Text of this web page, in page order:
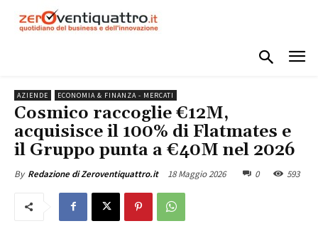
AZIENDE ECONOMIA & FINANZA - MERCATI
Cosmico raccoglie €12M,
acquisisce il 100% di Flatmates e
il Gruppo punta a €40M nel 2026
By Redazione di Zeroventiquattro.it 18 Maggio 2026 0 593